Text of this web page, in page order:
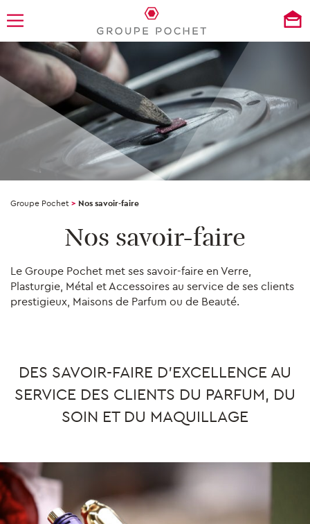
Groupe Pochet > Nos savoir-faire
Nos savoir-faire
Le Groupe Pochet met ses savoir-faire en Verre,
Plasturgie, Métal et Accessoires au service de ses clients
prestigieux, Maisons de Parfum ou de Beauté.
DES SAVOIR-FAIRE D’EXCELLENCE AU
SERVICE DES CLIENTS DU PARFUM, DU
SOIN ET DU MAQUILLAGE